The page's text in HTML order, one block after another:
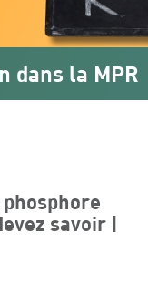
dans la MPR
savoir |